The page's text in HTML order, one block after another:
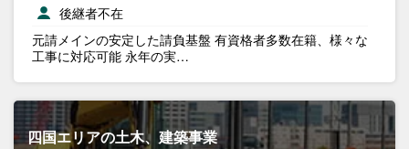
後継者不在
元請メインの安定した請負基盤 有資格者多数在籍、様々な
工事に対応可能 永年の実…
四国エリアの土木、建築事業